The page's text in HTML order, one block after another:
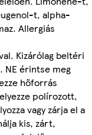
t, alpha-
Allergiás
Kizárólag beltéri
NE érintse meg
hőforrás
polírozott,
vagy zárja el a
kis, zárt,